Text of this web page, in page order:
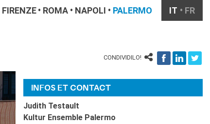
FIRENZE ROMA NAPOLI PALERMO IT FR
CONDIVIDILO!
INFOS ET CONTACT
Judith Testault
Kultur Ensemble Palermo